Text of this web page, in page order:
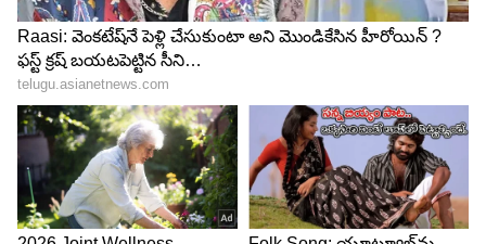
7
Image Credit :Gemini AI
పిస్తా పెంకులతో వాల్ ఆర్ట్